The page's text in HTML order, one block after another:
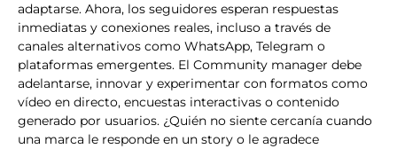
adaptarse. Ahora, los seguidores esperan respuestas
inmediatas y conexiones reales, incluso a través de
canales alternativos como WhatsApp, Telegram o
plataformas emergentes. El Community manager debe
adelantarse, innovar y experimentar con formatos como
vídeo en directo, encuestas interactivas o contenido
generado por usuarios. ¿Quién no siente cercanía cuando
una marca le responde en un story o le agradece